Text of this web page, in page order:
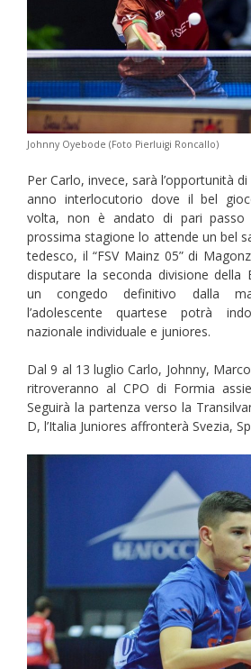
Johnny Oyebode (Foto Pierluigi Roncallo)
Per Carlo, invece, sarà l’opportunità
anno interlocutorio dove il bel
volta, non è andato di pari passo
prossima stagione lo attende un bel
tedesco, il “FSV Mainz 05” di
disputare la seconda divisione della
un congedo definitivo dalla
l’adolescente quartese potrà
nazionale individuale e juniores.
Dal 9 al 13 luglio Carlo, Johnny,
ritroveranno al CPO di Formia
Seguirà la partenza verso la
D, l’Italia Juniores affronterà Svezia,